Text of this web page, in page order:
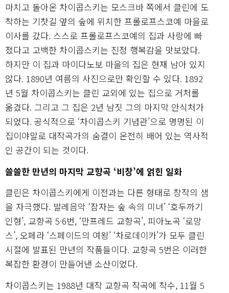
마치고 돌아온 차이콥스키는 모스크바 쪽에서 클린에 도
착하는 기찻길 옆의 숲에 위치한 프롤로프스코예 마을로
이사를 갔다. 스스로 프롤로프스코예의 집과 사랑에 빠
졌다고 고백한 차이콥스키는 진정 행복감을 맛보았다.
하지만 이 집과 마이다노보 마을의 집은 현재 남아 있지
않다. 1890년 여름의 사진으로만 확인할 수 있다. 1892
년 5월 차이콥스키는 클린 교외에 있는 집으로 거처를
옮겼다. 그리고 그 집은 2년 남짓 그의 마지막 안식처가
되었다. 공식적으로 ‘차이콥스키 기념관’으로 명명된 이
집이야말로 대작곡가의 숨결이 온전히 배어 있는 역사적
인 공간이 되는 것이다.
쓸쓸한 만년의 마지막 교향곡 ‘비창’에 얽힌 일화
클린은 차이콥스키에게 이전과는 다른 형태로 창작의 샘
을 자극했다. 발레음악 ‘잠자는 숲 속의 미녀’ ‘호두까기
인형’, 교향곡 5·6번, ‘만프레드 교향곡’, 피아노곡 ‘로망
스’, 오페라 ‘스페이드의 여왕’ ‘차로데이카’가 모두 클린
시절에 발표된 만년의 작품들이다. 교향곡 5번은 이러한
복잡한 환경이 만들어낸 소산이었다.
차이콥스키는 1988년 대작 교향곡 작곡에 착수, 11월 5